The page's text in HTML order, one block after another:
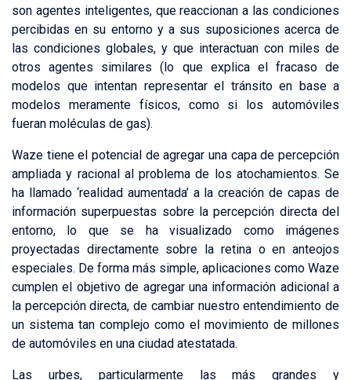
son agentes inteligentes, que reaccionan a las condiciones
percibidas en su entorno y a sus suposiciones acerca de
las condiciones globales, y que interactuan con miles de
otros agentes similares (lo que explica el fracaso de
modelos que intentan representar el tránsito en base a
modelos meramente físicos, como si los automóviles
fueran moléculas de gas).
Waze tiene el potencial de agregar una capa de percepción
ampliada y racional al problema de los atochamientos. Se
ha llamado ‘realidad aumentada’ a la creación de capas de
información superpuestas sobre la percepción directa del
entorno, lo que se ha visualizado como imágenes
proyectadas directamente sobre la retina o en anteojos
especiales. De forma más simple, aplicaciones como Waze
cumplen el objetivo de agregar una información adicional a
la percepción directa, de cambiar nuestro entendimiento de
un sistema tan complejo como el movimiento de millones
de automóviles en una ciudad atestatada.
Las urbes, particularmente las más grandes y